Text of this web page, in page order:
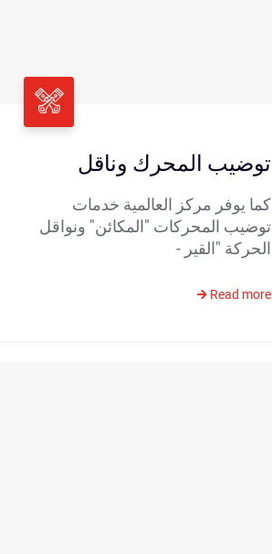
توضيب المحرك وناقل
كما يوفر مركز العالمية خدمات
توضيب المحركات "المكائن" ونواقل
الحركة "القير -
Read more